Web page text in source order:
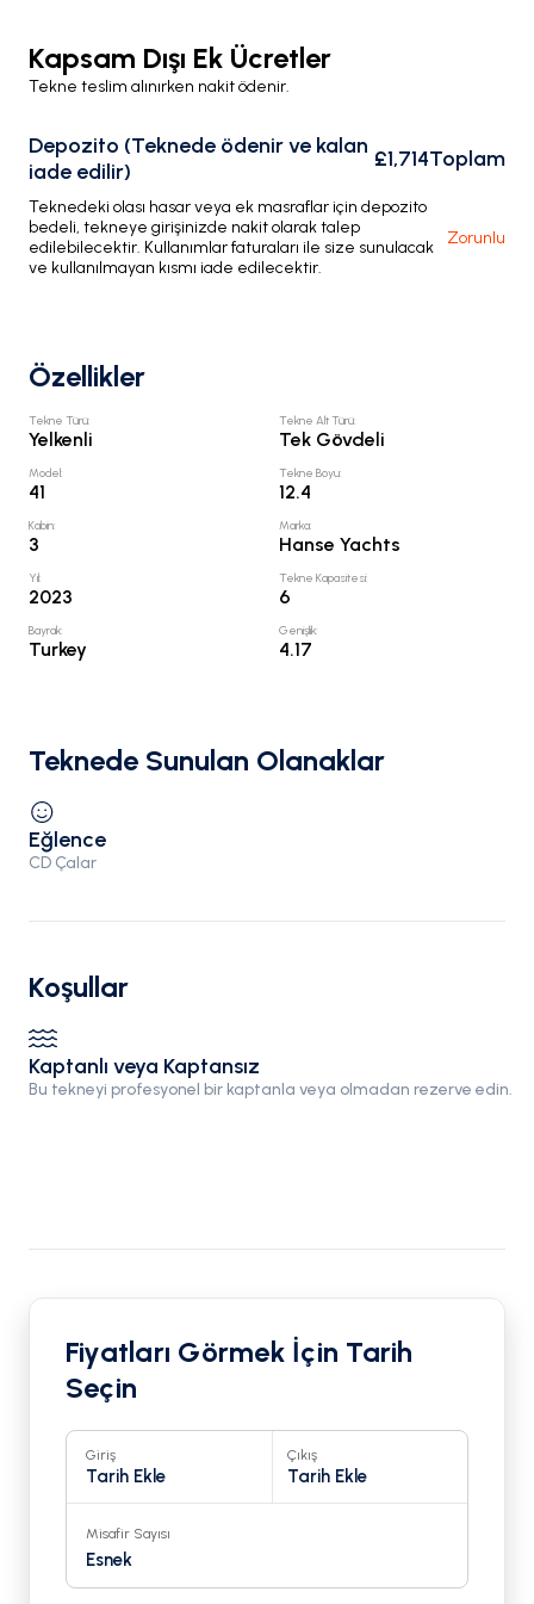
Kapsam Dışı Ek Ücretler
Tekne teslim alınırken nakit ödenir.
Depozito (Teknede ödenir ve kalan
iade edilir)
£1,714Toplam
Teknedeki olası hasar veya ek masraflar için depozito
bedeli, tekneye girişinizde nakit olarak talep
edilebilecektir. Kullanımlar faturaları ile size sunulacak
ve kullanılmayan kısmı iade edilecektir.
Zorunlu
Özellikler
Tekne Türü:
Yelkenli
Tekne Alt Türü:
Tek Gövdeli
Model:
41
Tekne Boyu:
12.4
Kabin:
3
Marka:
Hanse Yachts
Yıl:
2023
Tekne Kapasitesi:
6
Bayrak:
Turkey
Genişlik:
4.17
Teknede Sunulan Olanaklar
Eğlence
CD Çalar
Koşullar
Kaptanlı veya Kaptansız
Bu tekneyi profesyonel bir kaptanla veya olmadan rezerve edin.
Fiyatları Görmek İçin Tarih
Seçin
Giriş
Tarih Ekle
Çıkış
Tarih Ekle
Misafir Sayısı
Esnek